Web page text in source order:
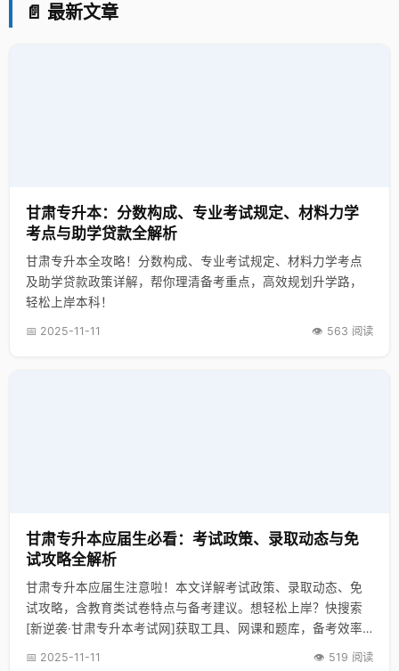
📄 最新文章
甘肃专升本：分数构成、专业考试规定、材料力学
考点与助学贷款全解析
甘肃专升本全攻略！分数构成、专业考试规定、材料力学考点
及助学贷款政策详解，帮你理清备考重点，高效规划升学路，
轻松上岸本科！
📅 2025-11-11 👁️ 563 阅读
甘肃专升本应届生必看：考试政策、录取动态与免
试攻略全解析
甘肃专升本应届生注意啦！本文详解考试政策、录取动态、免
试攻略，含教育类试卷特点与备考建议。想轻松上岸？快搜索
[新逆袭·甘肃专升本考试网]获取工具、网课和题库，备考效率
📅 2025-11-11 👁️ 519 阅读